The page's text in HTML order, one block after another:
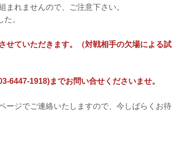
れませんので、ご注意下さい。
。
せていただきます。（対戦相手の欠場による試
6447-1918)までお問い合せくださいませ。
ージでご連絡いたしますので、今しばらくお待